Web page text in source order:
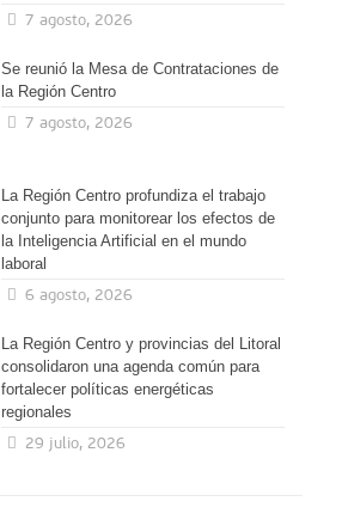
7 agosto, 2026
Se reunió la Mesa de Contrataciones de
la Región Centro
7 agosto, 2026
La Región Centro profundiza el trabajo
conjunto para monitorear los efectos de
la Inteligencia Artificial en el mundo
laboral
6 agosto, 2026
La Región Centro y provincias del Litoral
consolidaron una agenda común para
fortalecer políticas energéticas
regionales
29 julio, 2026